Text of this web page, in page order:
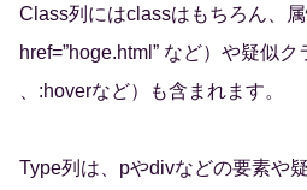
Class列にはclassはもちろん、属
href=”hoge.html” など）や疑似
、:hoverなど）も含まれます。
Type列は、pやdivなどの要素や